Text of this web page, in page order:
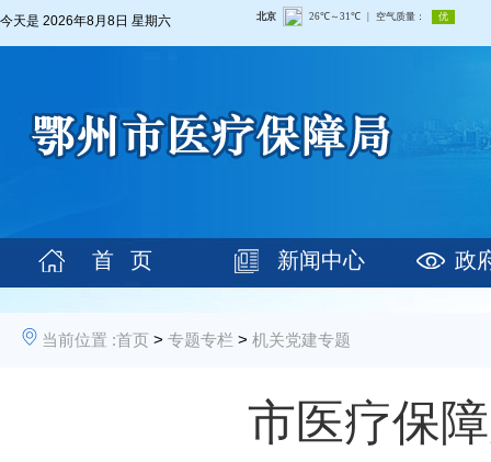
今天是 2026年8月8日 星期六
首 页 新闻中心 政
当前位置 :首页 > 专题专栏 > 机关党建专题
市医疗保